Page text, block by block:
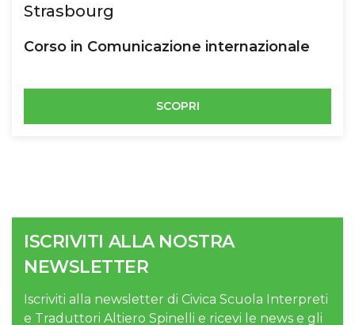
Strasbourg
Corso in Comunicazione internazionale
SCOPRI
ISCRIVITI ALLA NOSTRA
NEWSLETTER
Iscriviti alla newsletter di Civica Scuola Interpreti
e Traduttori Altiero Spinelli e ricevi le news e gli